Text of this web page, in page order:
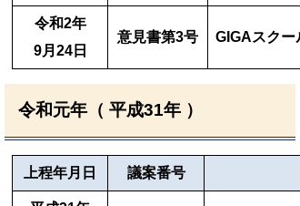
令和2年
9月24日
意見書第3号 GIGAスクー
令和元年（ 平成31年 ）
上程年月日 議案番号